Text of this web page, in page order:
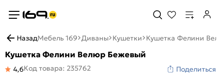
НазадМебель 169 Диваны Кушетки Кушетка Фелини
Кушетка Фелини Велюр Бежевый
4,6Код товара: 235762 Поделиться